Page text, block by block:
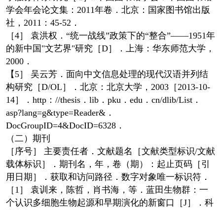
学会年会论文集：2011年卷．北京：国家图书馆出版
社，2011：45-52．
［4］ 袁洪权．“统一战线”政策下的“整合”——1951年
的新中国"文艺界"研究［D］．上海：华东师范大学，
2000．
【5］ 吴云芳．面向中文信息处理的现代汉语并列结
构研究［D/OL］．北京：北京大学，2003［2013-10-
14］．http：//thesis．lib．pku．edu．cn/dlib/List．
asp?lang=g&type=Reader&．
DocGroupID=4&DocID=6328．
（二）期刊
［序号］ 主要责任者．文献题名［文献类型标识/文献
载体标识］．期刊名，年，卷（期）：起止页码［引
用日期］．获取和访问路径．数字对象唯一标识符．
［1］ 袁训来，陈哲，肖书海，等．蓝田生物群：一
个认识多细胞生物起源和早期演化的新窗口［J］．科